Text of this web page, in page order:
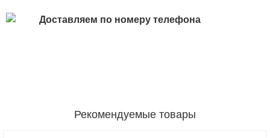
Доставляем по номеру телефона
Рекомендуемые товары